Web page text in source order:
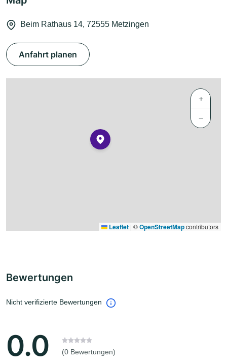
Beim Rathaus 14, 72555 Metzingen
Anfahrt planen
+
−
Leaflet | ©OpenStreetMapcontributors
Bewertungen
Nicht verifizierte Bewertungen
0.0 (0 Bewertungen)